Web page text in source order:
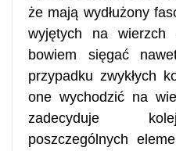
że mają wydłużony
wyjętych na
bowiem sięgać
przypadku zwykłych
one wychodzić na
zadecyduje
poszczególnych